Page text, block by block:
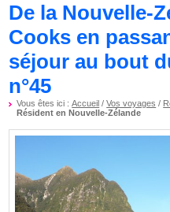
De la Nouvelle-
Cooks en
séjour au bout
n°45
Vous êtes ici :Accueil /Vos voyages /
Résident en Nouvelle-Zélande